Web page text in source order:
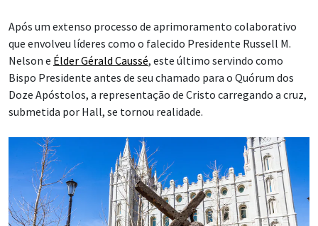
Após um extenso processo de aprimoramento colaborativo
que envolveu líderes como o falecido Presidente Russell M.
Nelson e Élder Gérald Caussé, este último servindo como
Bispo Presidente antes de seu chamado para o Quórum dos
Doze Apóstolos, a representação de Cristo carregando a cruz,
submetida por Hall, se tornou realidade.